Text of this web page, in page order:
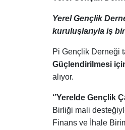
Yerel Gençlik
kuruluşlarıyla iş
Pi Gençlik Derneği
Güçlendirilmesi
alıyor.
‘’Yerelde Gençlik
Birliği mali
Finans ve İhale